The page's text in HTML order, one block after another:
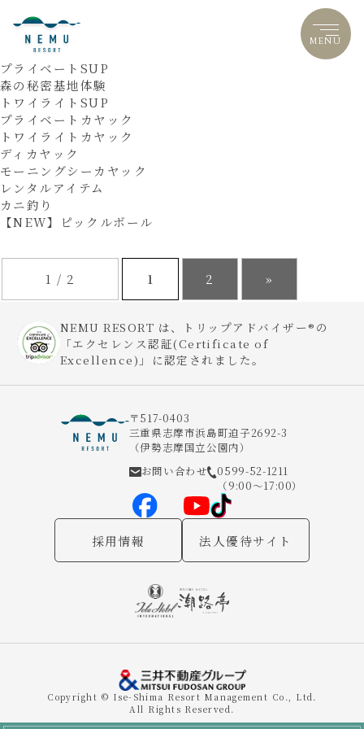
MENU
プライベートSUP
森の秘密基地体験
トワイライトSUP
プライベートカヤック
トワイライトカヤック
ディカヤック
モーニングシーカヤック
レンタルアイテム
カニ釣り
【NEW】ピックルボール
1 / 2 1 2 »
NEMU RESORT は、トリップアドバイザー®の
「エクセレンス認証(Certificate of
Excellence)」に認定されました。
〒517-0403
三重県志摩市浜島町迫子2692-3
（伊勢志摩国立公園内）
お問い合わせ
0599-52-1211
（9:00～17:00）
採用情報 法人優待サイト
Copyright © Ise-Shima Resort Management Co., Ltd.
All Rights Reserved.